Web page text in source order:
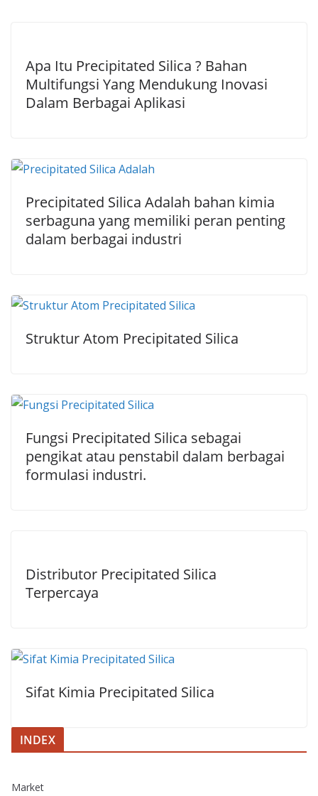
Apa Itu Precipitated Silica ? Bahan
Multifungsi Yang Mendukung Inovasi
Dalam Berbagai Aplikasi
Precipitated Silica Adalah bahan kimia
serbaguna yang memiliki peran penting
dalam berbagai industri
Struktur Atom Precipitated Silica
Fungsi Precipitated Silica sebagai
pengikat atau penstabil dalam berbagai
formulasi industri.
Distributor Precipitated Silica
Terpercaya
Sifat Kimia Precipitated Silica
INDEX
Market